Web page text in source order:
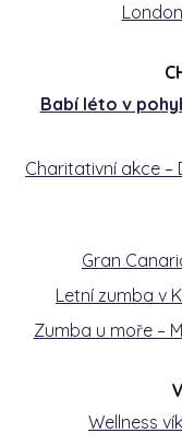
Babí léto v
Charitativní akce –
Gran
Letní zumba v
Zumba u moře –
Wellness